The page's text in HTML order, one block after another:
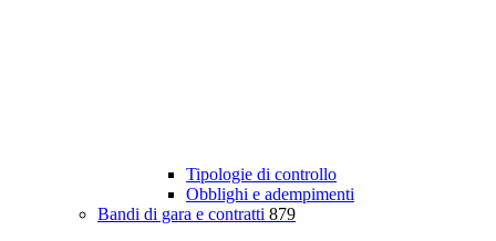
Tipologie di controllo
Obblighi e adempimenti
Bandi di gara e contratti 879